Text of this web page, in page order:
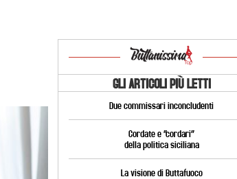
GLI ARTICOLI PIÙ LETTI
Due commissari inconcludenti
Cordate e “cordari”
della politica siciliana
La visione di Buttafuoco